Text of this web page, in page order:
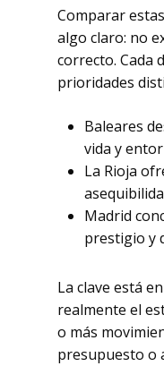
Comparar
algo claro: no
correcto. Cada
prioridades
Baleares
vida y
La Rioja
Madrid
prestigio y
La clave está
realmente el
o más
presupuesto o